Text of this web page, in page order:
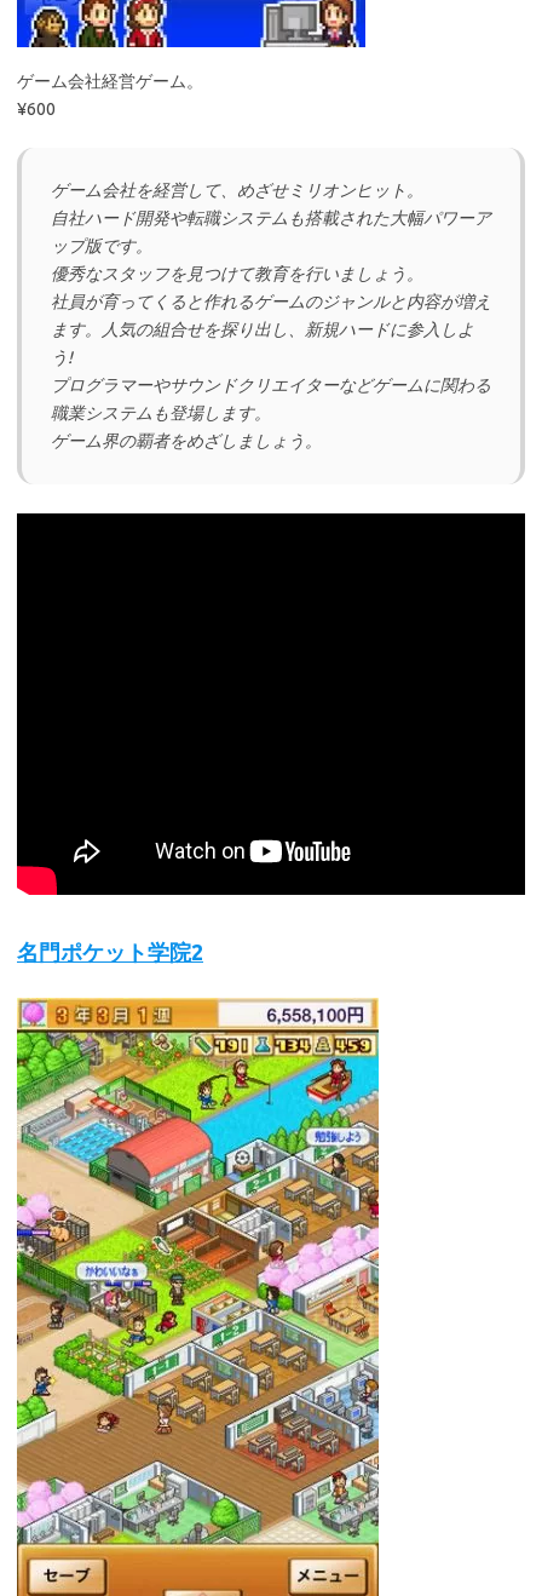
ゲーム会社経営ゲーム。
¥600
ゲーム会社を経営して、めざせミリオンヒット。
自社ハード開発や転職システムも搭載された大幅パワーア
ップ版です。
優秀なスタッフを見つけて教育を行いましょう。
社員が育ってくると作れるゲームのジャンルと内容が増え
ます。人気の組合せを探り出し、新規ハードに参入しよ
う!
プログラマーやサウンドクリエイターなどゲームに関わる
職業システムも登場します。
ゲーム界の覇者をめざしましょう。
名門ポケット学院2